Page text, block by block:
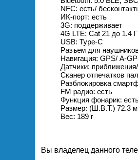
NFC: есть/
ИК-порт: есть
3G: поддерживает
4G LTE: Cat 21 до 1.4
USB: Type-C
Разъем для
Навигация: GPS/ А-
Датчики:
Сканер отпечатков
Разблокировка
FM радио: есть
Функция фонарик:
Размер: (Ш.В.Т.) 72.3
Вес: 189 г
Вы владелец данного